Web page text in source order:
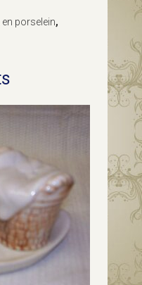
porselein,